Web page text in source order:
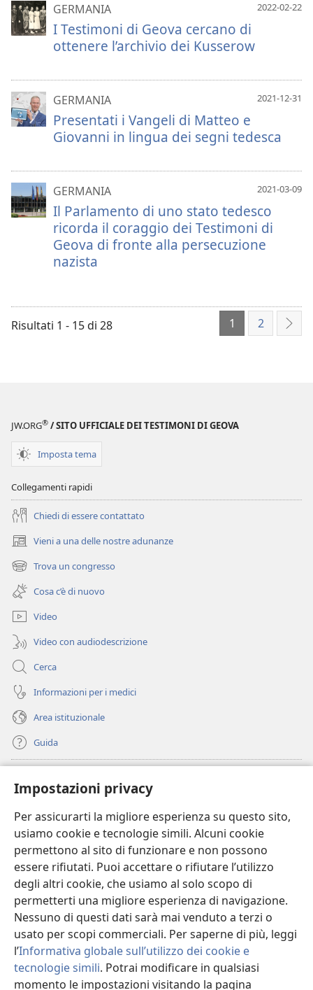
Impostazioni privacy
Per assicurarti la migliore esperienza su questo sito,
usiamo cookie e tecnologie simili. Alcuni cookie
permettono al sito di funzionare e non possono
essere rifiutati. Puoi accettare o rifiutare l’utilizzo
degli altri cookie, che usiamo al solo scopo di
permetterti una migliore esperienza di navigazione.
Nessuno di questi dati sarà mai venduto a terzi o
usato per scopi commerciali. Per saperne di più, leggi
l’Informativa globale sull’utilizzo dei cookie e
tecnologie simili. Potrai modificare in qualsiasi
momento le impostazioni visitando la pagina
2022-02-22
GERMANIA
I Testimoni di Geova cercano di
ottenere l’archivio dei Kusserow
2021-12-31
GERMANIA
Presentati i Vangeli di Matteo e
Giovanni in lingua dei segni tedesca
2021-03-09
GERMANIA
Il Parlamento di uno stato tedesco
ricorda il coraggio dei Testimoni di
Geova di fronte alla persecuzione
nazista
Risultati 1 - 15 di 28 1 2
JW.ORG® / SITO UFFICIALE DEI TESTIMONI DI GEOVA
Imposta tema
Collegamenti rapidi
Chiedi di essere contattato
Vieni a una delle nostre adunanze
(apre
una
nuova
finestra)
Trova un congresso
(apre
una
nuova
finestra)
Cosa c’è di nuovo
Video
Video con audiodescrizione
Cerca
Informazioni per i medici
Area istituzionale
Guida
(apre
una
nuova
finestra)
BIBLIOTECA ONLINE Watchtower
(apre
una
nuova
finestra)
JW Hub
(apre
una
nuova
finestra)
JW Library
Watchtower Library®
Copyright© 2026 Watch Tower Bible and Tract Society of Pennsylvania.